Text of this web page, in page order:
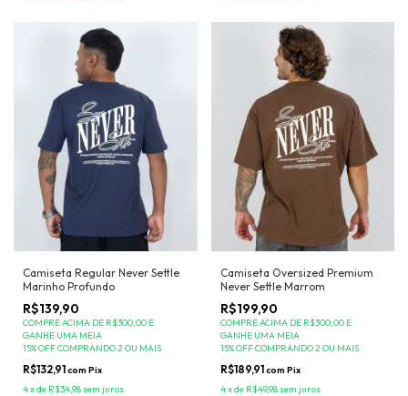
Camiseta Regular Never Settle
Marinho Profundo
R$139,90
COMPRE ACIMA DE R$300,00 E
GANHE UMA MEIA
15% OFF COMPRANDO 2 OU MAIS
R$132,91com Pix
4xde R$34,98 sem juros
Camiseta Oversized Premium
Never Settle Marrom
R$199,90
COMPRE ACIMA DE R$300,00 E
GANHE UMA MEIA
15% OFF COMPRANDO 2 OU MAIS
R$189,91com Pix
4xde R$49,98 sem juros